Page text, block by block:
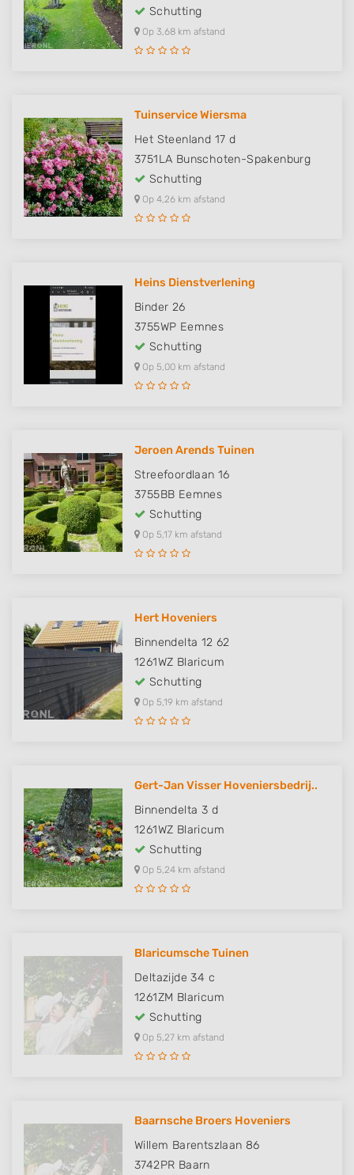
Schutting
Op 3,68 km afstand
Tuinservice Wiersma
Het Steenland 17 d
3751LA Bunschoten-Spakenburg
Schutting
Op 4,26 km afstand
Heins Dienstverlening
Binder 26
3755WP Eemnes
Schutting
Op 5,00 km afstand
Jeroen Arends Tuinen
Streefoordlaan 16
3755BB Eemnes
Schutting
Op 5,17 km afstand
Hert Hoveniers
Binnendelta 12 62
1261WZ Blaricum
Schutting
Op 5,19 km afstand
Gert-Jan Visser Hoveniersbedrij..
Binnendelta 3 d
1261WZ Blaricum
Schutting
Op 5,24 km afstand
Blaricumsche Tuinen
Deltazijde 34 c
1261ZM Blaricum
Schutting
Op 5,27 km afstand
Baarnsche Broers Hoveniers
Willem Barentszlaan 86
3742PR Baarn